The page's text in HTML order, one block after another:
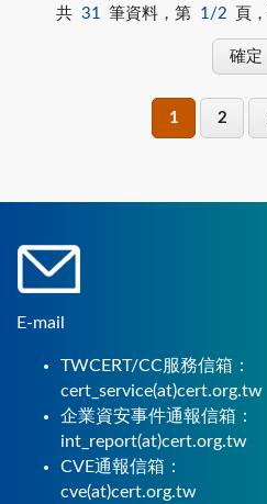
共 31 筆資料，第 1/2 頁，
1 2
E-mail
TWCERT/CC服務信箱：
cert_service(at)cert.org.tw
企業資安事件通報信箱：
int_report(at)cert.org.tw
CVE通報信箱：
cve(at)cert.org.tw